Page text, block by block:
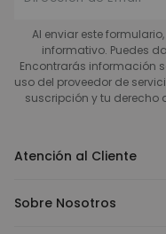
Al enviar este
informativo. Puedes
Encontrarás información
uso del proveedor de
suscripción y tu derecho
Atención al Cliente
Sobre Nosotros